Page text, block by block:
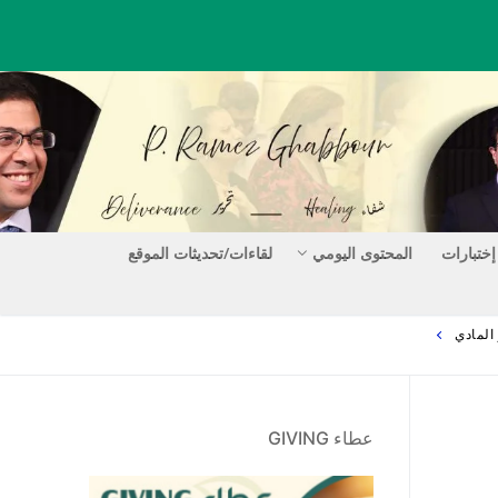
إختبارات المحتوى اليومي لقاءات/تحديثات الموقع
عطاء GIVING